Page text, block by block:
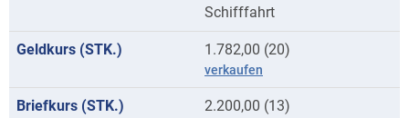
Schifffahrt
1.782,00 (20)
verkaufen
2.200,00 (13)